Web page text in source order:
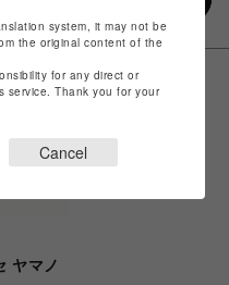
ヤマノ
system, it may not be
the original content of the
for any direct or
service. Thank you for your
Cancel